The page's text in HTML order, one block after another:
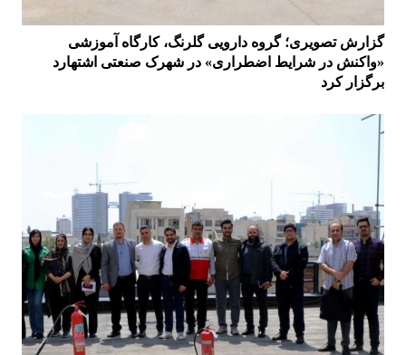
گزارش تصویری؛ گروه دارویی گلرنگ، کارگاه آموزشی
«واکنش در شرایط اضطراری» در شهرک صنعتی اشتهارد
برگزار کرد